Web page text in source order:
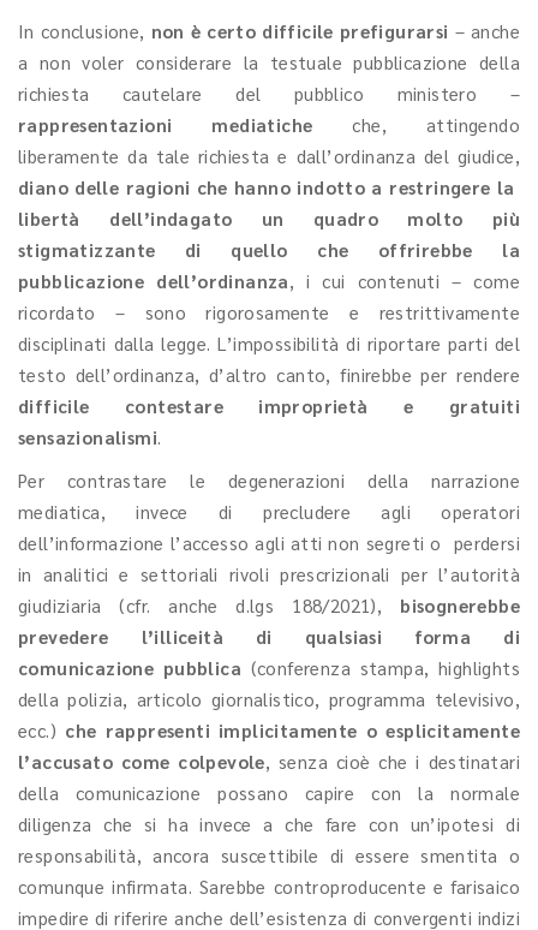
In conclusione, non è certo difficile prefigurarsi – anche
a non voler considerare la testuale pubblicazione della
richiesta cautelare del pubblico ministero –
rappresentazioni mediatiche che, attingendo
liberamente da tale richiesta e dall’ordinanza del giudice,
diano delle ragioni che hanno indotto a restringere la
libertà dell’indagato un quadro molto più
stigmatizzante di quello che offrirebbe la
pubblicazione dell’ordinanza, i cui contenuti – come
ricordato – sono rigorosamente e restrittivamente
disciplinati dalla legge. L’impossibilità di riportare parti del
testo dell’ordinanza, d’altro canto, finirebbe per rendere
difficile contestare improprietà e gratuiti
sensazionalismi.
Per contrastare le degenerazioni della narrazione
mediatica, invece di precludere agli operatori
dell’informazione l’accesso agli atti non segreti o perdersi
in analitici e settoriali rivoli prescrizionali per l’autorità
giudiziaria (cfr. anche d.lgs 188/2021), bisognerebbe
prevedere l’illiceità di qualsiasi forma di
comunicazione pubblica (conferenza stampa, highlights
della polizia, articolo giornalistico, programma televisivo,
ecc.) che rappresenti implicitamente o esplicitamente
l’accusato come colpevole, senza cioè che i destinatari
della comunicazione possano capire con la normale
diligenza che si ha invece a che fare con un’ipotesi di
responsabilità, ancora suscettibile di essere smentita o
comunque infirmata. Sarebbe controproducente e farisaico
impedire di riferire anche dell’esistenza di convergenti indizi